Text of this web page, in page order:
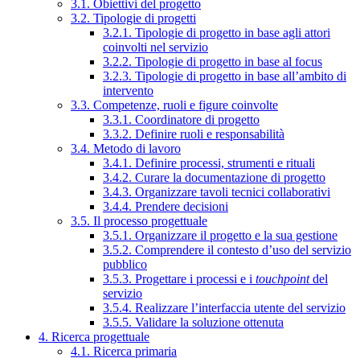
3.1. Obiettivi del progetto
3.2. Tipologie di progetti
3.2.1. Tipologie di progetto in base agli attori
coinvolti nel servizio
3.2.2. Tipologie di progetto in base al focus
3.2.3. Tipologie di progetto in base all’ambito di
intervento
3.3. Competenze, ruoli e figure coinvolte
3.3.1. Coordinatore di progetto
3.3.2. Definire ruoli e responsabilità
3.4. Metodo di lavoro
3.4.1. Definire processi, strumenti e rituali
3.4.2. Curare la documentazione di progetto
3.4.3. Organizzare tavoli tecnici collaborativi
3.4.4. Prendere decisioni
3.5. Il processo progettuale
3.5.1. Organizzare il progetto e la sua gestione
3.5.2. Comprendere il contesto d’uso del servizio
pubblico
3.5.3. Progettare i processi e i touchpointdel
servizio
3.5.4. Realizzare l’interfaccia utente del servizio
3.5.5. Validare la soluzione ottenuta
4. Ricerca progettuale
4.1. Ricerca primaria